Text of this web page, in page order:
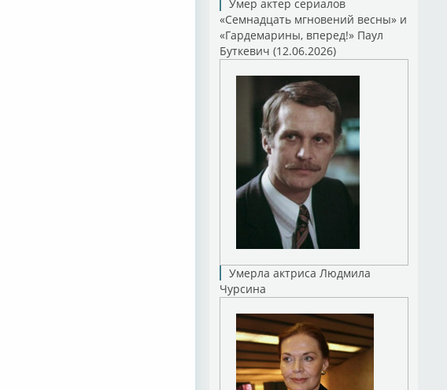
Умер актер сериалов
«Семнадцать мгновений весны» и
«Гардемарины, вперед!» Паул
Буткевич (12.06.2026)
Умерла актриса Людмила
Чурсина